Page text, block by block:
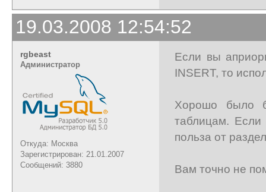
19.03.2008 12:54:52
rgbeast
Администратор
Откуда: Москва
Зарегистрирован: 21.01.2007
Сообщений: 3880
Если вы
INSERT, то
Хорошо было
таблицам. Если
польза от
Вам точно не